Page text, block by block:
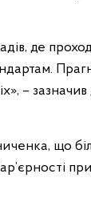
де
–
що